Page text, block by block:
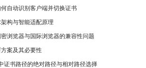
自动识别客户端并切换证书
构与智能适配原理
浏览器与国际浏览器的兼容性问题
案及其必要性
证书路径的绝对路径与相对路径选择